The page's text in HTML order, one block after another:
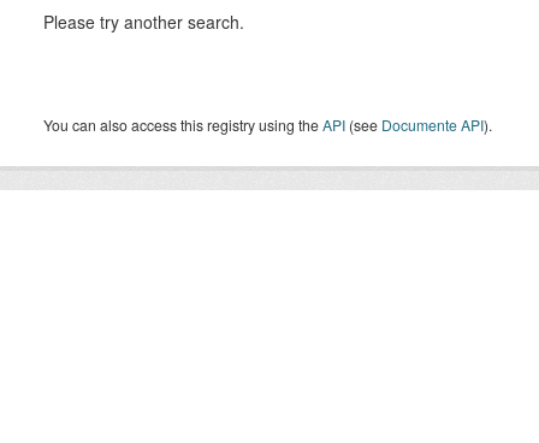
Please try another search.
You can also access this registry using theAPI (see Documente API).